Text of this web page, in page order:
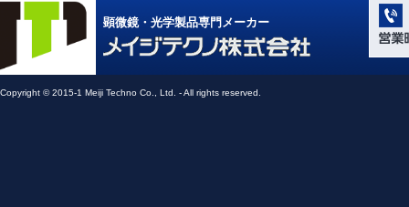
Light
顕微鏡・光学製品専門メーカー
Copyright © 2015-1 Meiji Techno Co., Ltd. - All rights reserved.